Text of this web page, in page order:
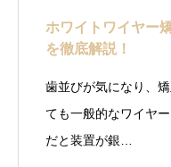
ホワイトワイヤー
を徹底解説！
歯並びが気になり、
ても一般的なワイヤ
だと装置が銀…